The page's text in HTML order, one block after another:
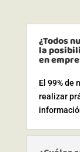
¿Todos
la
en
El 99% de
realizar